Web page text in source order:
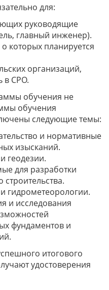
для:
руководящие
главный инженер).
которых планируется
организаций,
в СРО.
обучения не
обучения
следующие темы:
и нормативные
изысканий.
геодезии.
для разработки
строительства.
гидрометеорологии.
и исследования
фундаментов и
итогового
удостоверения